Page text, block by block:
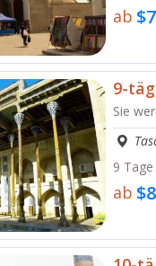
ab
9-
Sie
9
ab